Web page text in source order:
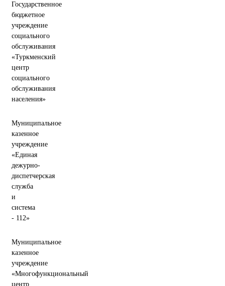
Государственное
бюджетное
учреждение
социального
обслуживания
«Туркменский
центр
социального
обслуживания
населения»
Муниципальное
казенное
учреждение
«Единая
дежурно-
диспетчерская
служба
и
система
- 112»
Муниципальное
казенное
учреждение
«Многофункциональный
центр